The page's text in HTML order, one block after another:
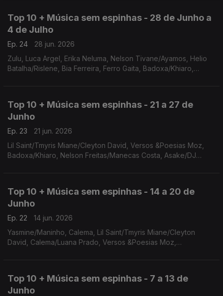
Top 10 + Música sem espinhas - 28 de Junho a
4 de Julho
Ep. 24
28 jun. 2026
Zulu, Luca Argel, Erika Neluma, Nelson Tivane/Ayamos, Helio
Batalha/Rislene, Bia Ferreira, Ferro Gaita, Badoxa/Khiaro,
Top 10 + Música sem espinhas - 21 a 27 de
Junho
Ep. 23
21 jun. 2026
Lil Saint/Tmyris Miane/Cleyton David, Versos &Poesias Moz,
Badoxa/Khiaro, Nelson Freitas/Manecas Costa, Asake/DJ
Top 10 + Música sem espinhas - 14 a 20 de
Junho
Ep. 22
14 jun. 2026
Yasmine/Maninho, Calema, Lil Saint/Tmyris Miane/Cleyton
David, Calema/Luana Prado, Versos &Poesias Moz,
Top 10 + Música sem espinhas - 7 a 13 de
Junho